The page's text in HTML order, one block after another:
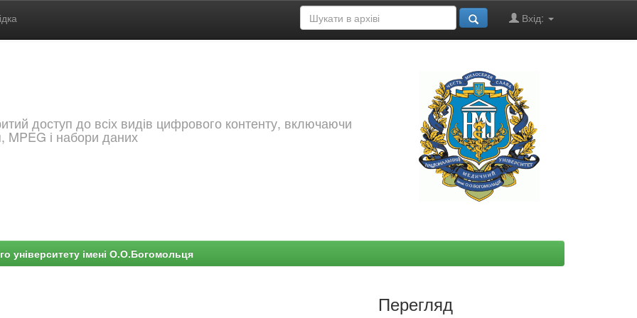
Вхід:
доступ до всіх видів цифрового контенту, включаючи
MPEG і набори даних
університету імені О.О.Богомольця
Перегляд